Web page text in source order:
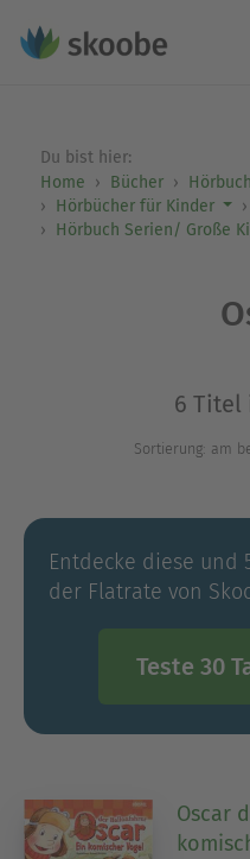
Du bist hier:
Home
Bücher
Hörbücher für Kinder
Hörbuch Serien/ Große
6 Titel
Sortierung: am
Entdecke diese und
der Flatrate von
Teste 30
Oscar